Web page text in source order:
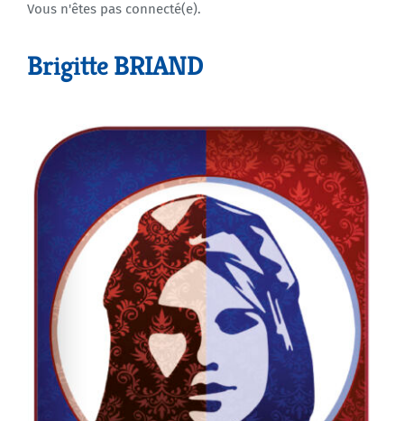
Agenda
Vous n'êtes pas connecté(e).
Brigitte BRIAND